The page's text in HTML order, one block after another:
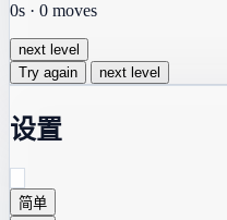
0s · 0 moves
next level
Try again
next level
设置
简单